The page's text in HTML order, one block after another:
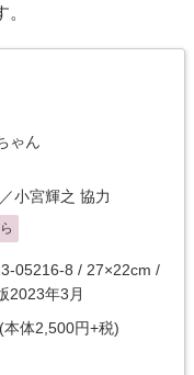
ゃん
小宮輝之 協力
05216-8 / 27×22cm /
2023年3月
(本体2,500円+税)